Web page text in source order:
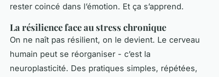
rester coincé dans l’émotion. Et ça s’apprend.
La résilience face au stress chronique
On ne naît pas résilient, on le devient. Le cerveau
humain peut se réorganiser - c’est la
neuroplasticité. Des pratiques simples, répétées,